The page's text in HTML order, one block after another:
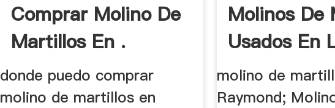
Comprar Molino De
Martillos En .
donde puedo comprar
molino de martillos en
Molinos De
Usados En
molino de
Raymond;